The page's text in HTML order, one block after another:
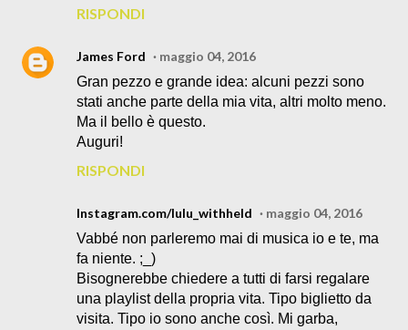
RISPONDI
James Ford
maggio 04, 2016
Gran pezzo e grande idea: alcuni pezzi sono
stati anche parte della mia vita, altri molto meno.
Ma il bello è questo.
Auguri!
RISPONDI
Instagram.com/lulu_withheld
maggio 04, 2016
Vabbé non parleremo mai di musica io e te, ma
fa niente. ;_)
Bisognerebbe chiedere a tutti di farsi regalare
una playlist della propria vita. Tipo biglietto da
visita. Tipo io sono anche così. Mi garba,